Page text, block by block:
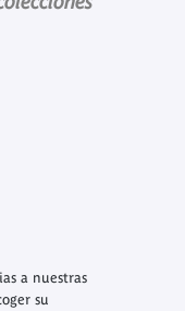
a nuestras
su